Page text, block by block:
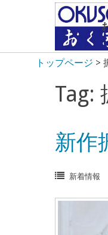
トップページ >
Tag:
新作
新着情報